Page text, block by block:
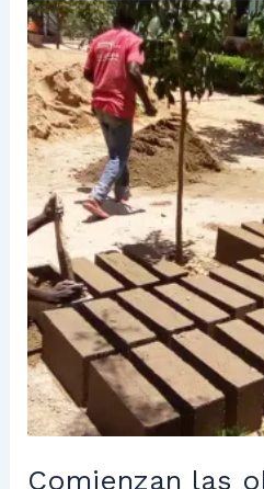
Comienzan las
Comienzan
las
obras
de
una
nueva
aula
en
Saint
Joseph